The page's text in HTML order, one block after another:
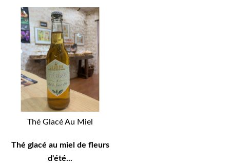
Thé Glacé Au Miel
Thé glacé au miel de fleurs
d'été...